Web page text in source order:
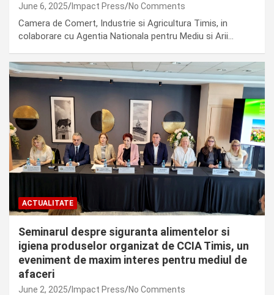
June 6, 2025 Impact Press No Comments
Camera de Comert, Industrie si Agricultura Timis, in
colaborare cu Agentia Nationala pentru Mediu si Arii…
ACTUALITATE
Seminarul despre siguranta alimentelor si
igiena produselor organizat de CCIA Timis, un
eveniment de maxim interes pentru mediul de
afaceri
June 2, 2025 Impact Press No Comments